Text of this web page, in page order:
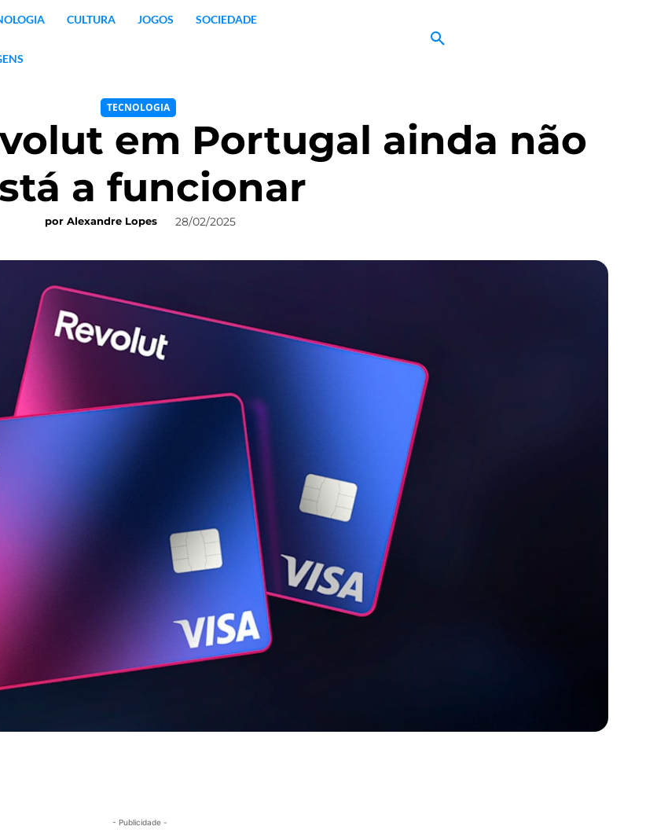
CULTURA JOGOS SOCIEDADE
TECNOLOGIA
em Portugal ainda não
a funcionar
por Alexandre Lopes 28/02/2025
- Publicidade -